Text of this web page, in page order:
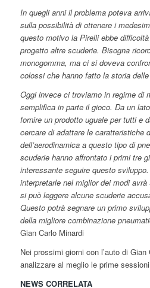
In quegli anni il problema poteva
sulla possibilità di ottenere i
questo motivo la Pirelli ebbe
progetto altre scuderie. Bisogna
monogomma, ma ci si doveva
colossi che hanno fatto la storia
Oggi invece ci troviamo in regime di
semplifica in parte il gioco. Da un
fornire un prodotto uguale per tutti e
cercare di adattare le caratteristiche
dell’aerodinamica a questo tipo di
scuderie hanno affrontato i primi tre
interessante seguire questo
interpretarle nel miglior dei modi
si può leggere alcune scuderie
Questo potrà segnare un primo
della migliore combinazione
Gian Carlo Minardi
Nei prossimi giorni con l’auto di
analizzare al meglio le prime
NEWS CORRELATA